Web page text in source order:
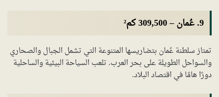
9. عُمان–309,500 كم²
تمتاز سلطنة عُمان بتضاريسها المتنوعة التي تشمل الجبال والصحاري
والسواحل الطويلة على بحر العرب. تلعب السياحة البيئية والساحلية
دورًا هامًا في اقتصاد البلاد.